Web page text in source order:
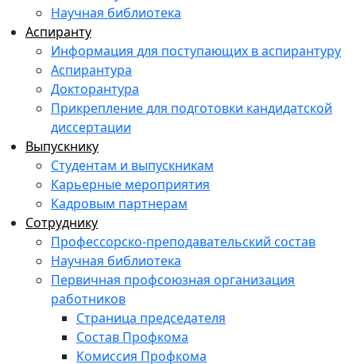
Научная библиотека
Аспиранту
Информация для поступающих в аспирантуру
Аспирантура
Докторантура
Прикрепление для подготовки кандидатской
диссертации
Выпускнику
Студентам и выпускникам
Карьерные мероприятия
Кадровым партнерам
Сотруднику
Профессорско-преподавательский состав
Научная библиотека
Первичная профсоюзная организация
работников
Страница председателя
Состав Профкома
Комиссия Профкома